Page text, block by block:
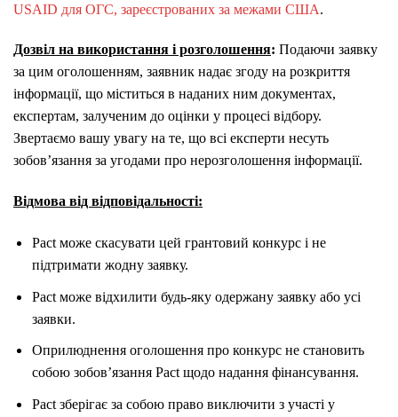
USAID для ОГС, зареєстрованих за межами США.
Дозвіл на використання і розголошення: Подаючи заявку
за цим оголошенням, заявник надає згоду на розкриття
інформації, що міститься в наданих ним документах,
експертам, залученим до оцінки у процесі відбору.
Звертаємо вашу увагу на те, що всі експерти несуть
зобов’язання за угодами про нерозголошення інформації.
Відмова від відповідальності:
Pact може скасувати цей грантовий конкурс і не
підтримати жодну заявку.
Pact може відхилити будь-яку одержану заявку або усі
заявки.
Оприлюднення оголошення про конкурс не становить
собою зобов’язання Pact щодо надання фінансування.
Pact зберігає за собою право виключити з участі у